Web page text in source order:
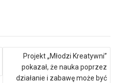
Projekt „Młodzi Kreatywni”
pokazał, że nauka poprzez
działanie i zabawę może być